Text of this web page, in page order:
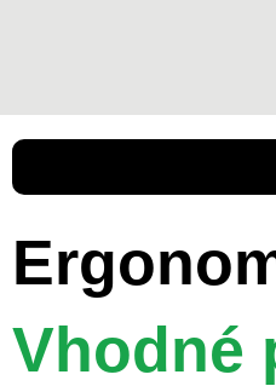
Vhodné